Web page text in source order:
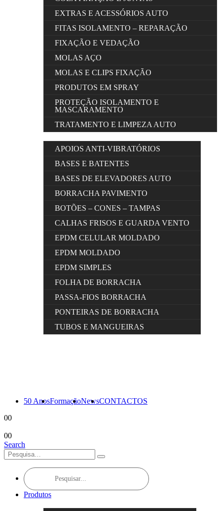
EXTRAS E ACESSÓRIOS AUTO
FITAS ISOLAMENTO – REPARAÇÃO
FIXAÇÃO E VEDAÇÃO
MOLAS AÇO
MOLAS E CLIPS FIXAÇÃO
PRODUTOS EM SPRAY
PROTEÇÃO ISOLAMENTO E
MASCARAMENTO
TRATAMENTO E LIMPEZA AUTO
APOIOS ANTI-VIBRATÓRIOS
BASES E BATENTES
BASES DE ELEVADORES AUTO
BORRACHA PAVIMENTO
BOTÕES – CONES – TAMPAS
CALHAS FRISOS E GUARDA VENTO
EPDM CELULAR MOLDADO
EPDM MOLDADO
EPDM SIMPLES
FOLHA DE BORRACHA
PASSA-FIOS BORRACHA
PONTEIRAS DE BORRACHA
TUBOS E MANGUEIRAS
50 AnosFormaçãoNewsCONTACTOS
00
00
Search
Products
search
Produtos